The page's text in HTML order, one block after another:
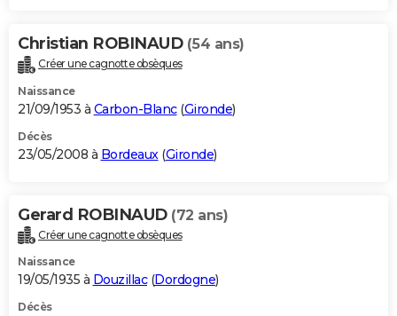
Christian ROBINAUD (54 ans)
Créer une cagnotte obsèques
Naissance
21/09/1953 à Carbon-Blanc(Gironde)
Décès
23/05/2008 à Bordeaux (Gironde)
Gerard ROBINAUD (72 ans)
Créer une cagnotte obsèques
Naissance
19/05/1935 à Douzillac(Dordogne)
Décès